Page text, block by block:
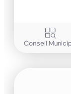
Conseil